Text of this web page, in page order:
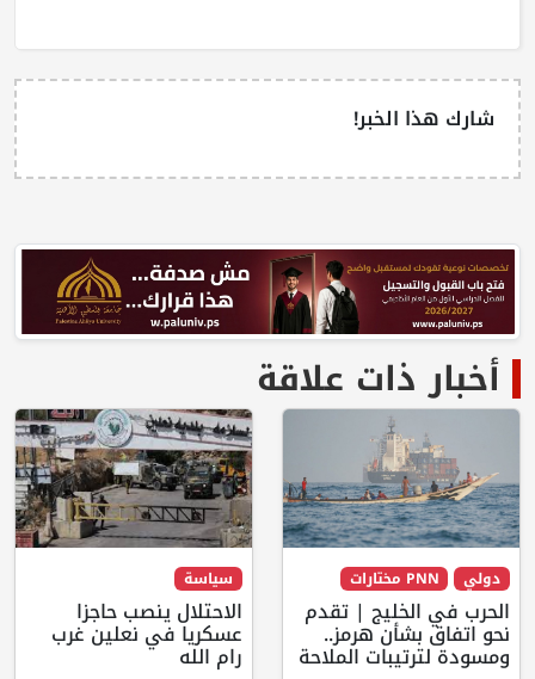
شارك هذا الخبر!
أخبار ذات علاقة
دولي PNN مختارات
الحرب في الخليج | تقدم
نحو اتفاق بشأن هرمز..
ومسودة لترتيبات الملاحة
سياسة
الاحتلال ينصب حاجزا
عسكريا في نعلين غرب
رام الله